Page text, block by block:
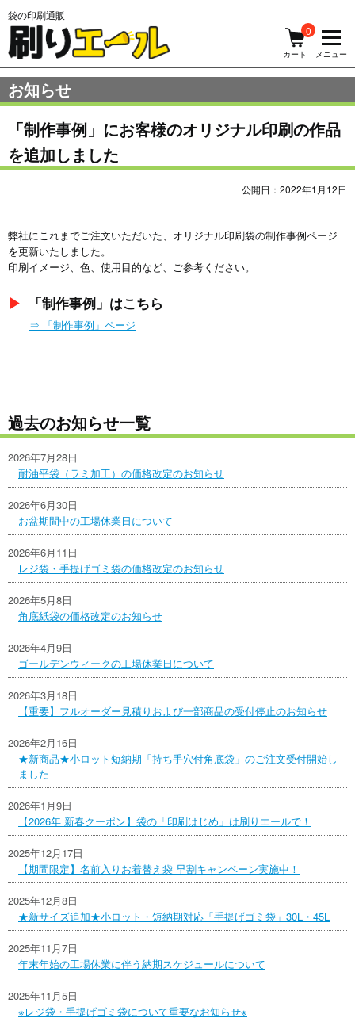
袋の印刷通販
0
カート メニュー
お知らせ
「制作事例」にお客様のオリジナル印刷の作品
を追加しました
公開日：2022年1月12日
弊社にこれまでご注文いただいた、オリジナル印刷袋の制作事例ページ
を更新いたしました。
印刷イメージ、色、使用目的など、ご参考ください。
▶︎ 「制作事例」はこちら
⇒ 「制作事例」ページ
過去のお知らせ一覧
2026年7月28日
耐油平袋（ラミ加工）の価格改定のお知らせ
2026年6月30日
お盆期間中の工場休業日について
2026年6月11日
レジ袋・手提げゴミ袋の価格改定のお知らせ
2026年5月8日
角底紙袋の価格改定のお知らせ
2026年4月9日
ゴールデンウィークの工場休業日について
2026年3月18日
【重要】フルオーダー見積りおよび一部商品の受付停止のお知らせ
2026年2月16日
★新商品★小ロット短納期「持ち手穴付角底袋」のご注文受付開始し
ました
2026年1月9日
【2026年 新春クーポン】袋の「印刷はじめ」は刷りエールで！
2025年12月17日
【期間限定】名前入りお着替え袋 早割キャンペーン実施中！
2025年12月8日
★新サイズ追加★小ロット・短納期対応「手提げゴミ袋」30L・45L
2025年11月7日
年末年始の工場休業に伴う納期スケジュールについて
2025年11月5日
※レジ袋・手提げゴミ袋について重要なお知らせ※